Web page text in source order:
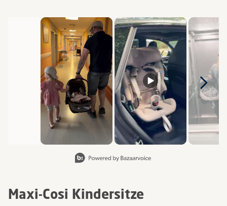
Media Carousel
Carousel with product photos. Use the previous and next
Maxi-Cosi Kindersitze